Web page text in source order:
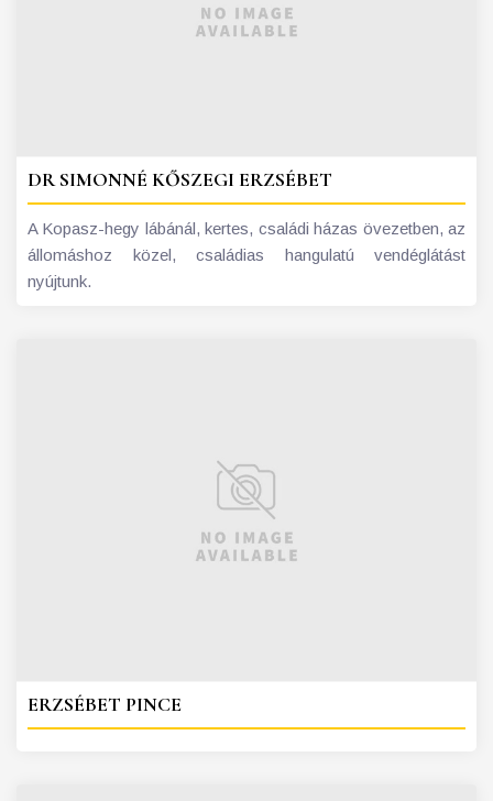
DR SIMONNÉ KŐSZEGI ERZSÉBET
A Kopasz-hegy lábánál, kertes, családi házas övezetben, az
állomáshoz közel, családias hangulatú vendéglátást
nyújtunk.
ERZSÉBET PINCE